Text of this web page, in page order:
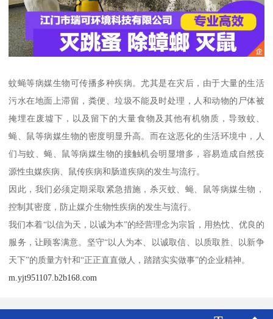
蚊蝇等病媒生物可传播多种疾病。尤其是在灾后，由于大量的生活
污水在地面上滞留，粪便、垃圾不能及时处理，人和动物的尸体被
掩埋在废墟下，以及留下的大量食物及其他有机物质，导致蚊、
蝇、鼠等病媒生物的密度明显升高。而在这恶化的生活环境中，人
们与蚊、蝇、鼠等病媒生物的接触机会明显增多，容易造成自然疫
源性虫媒疾病、鼠传疾病和肠道疾病的发生与流行。
因此，我们必须定期采取紧急措施，杀灭蚊、蝇、鼠等病媒生物，
控制其密度，防止媒介生物性疾病的发生与流行。
我们本着“以信为天，以诚为本”的经营理念为宗旨，用热忱、优良的
服务，让顾客满意。坚守“以人为本、以诚取信、以质取胜、以新争
天下”的质量方针和“正正直直做人，踏踏实实做事”的企业精神。
m.yjt951107.b2b168.com